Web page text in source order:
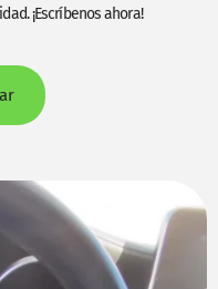
¡Escríbenos ahora!